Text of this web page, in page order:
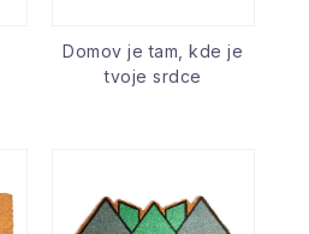
Domov je tam, kde je
tvoje srdce